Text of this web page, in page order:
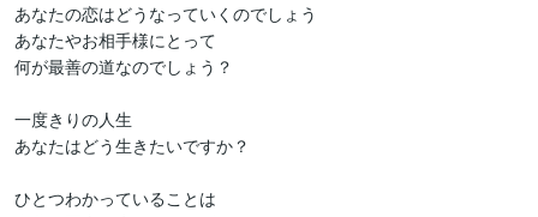
あなたの恋はどうなっていくのでしょう
あなたやお相手様にとって
何が最善の道なのでしょう？
一度きりの人生
あなたはどう生きたいですか？
ひとつわかっていることは